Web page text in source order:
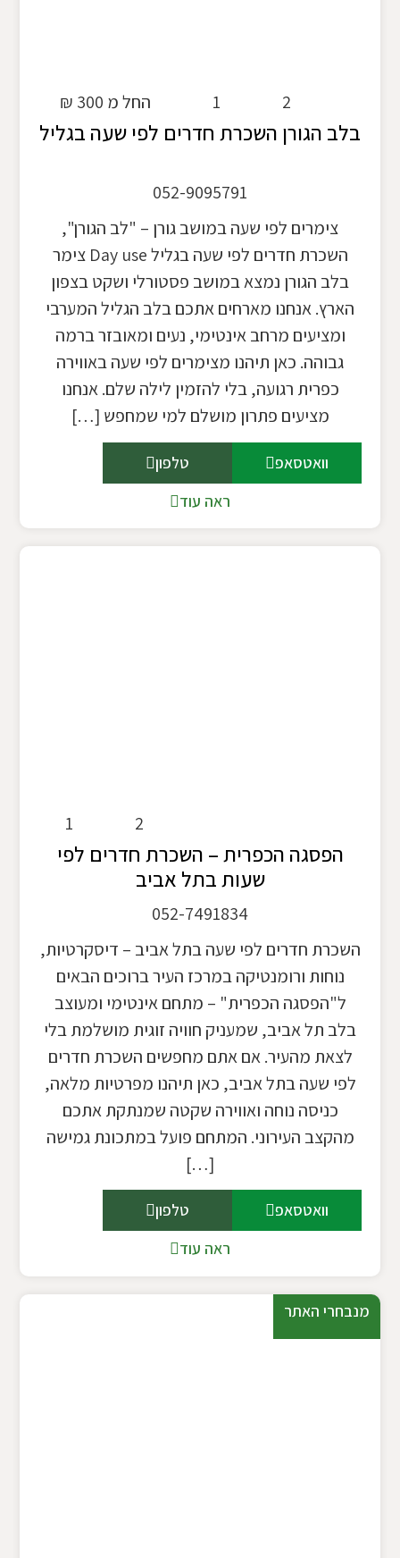
החל מ 300 ₪ 1 2
בלב הגורן השכרת חדרים לפי שעה בגליל
052-9095791
צימרים לפי שעה במושב גורן – "לב הגורן",
השכרת חדרים לפי שעה בגליל Day use צימר
בלב הגורן נמצא במושב פסטורלי ושקט בצפון
הארץ. אנחנו מארחים אתכם בלב הגליל המערבי
ומציעים מרחב אינטימי, נעים ומאובזר ברמה
גבוהה. כאן תיהנו מצימרים לפי שעה באווירה
כפרית רגועה, בלי להזמין לילה שלם. אנחנו
מציעים פתרון מושלם למי שמחפש […]
וואטסאפ
טלפון
ראה עוד
1 2
הפסגה הכפרית – השכרת חדרים לפי
שעות בתל אביב
052-7491834
השכרת חדרים לפי שעה בתל אביב – דיסקרטיות,
נוחות ורומנטיקה במרכז העיר ברוכים הבאים
ל"הפסגה הכפרית" – מתחם אינטימי ומעוצב
בלב תל אביב, שמעניק חוויה זוגית מושלמת בלי
לצאת מהעיר. אם אתם מחפשים השכרת חדרים
לפי שעה בתל אביב, כאן תיהנו מפרטיות מלאה,
כניסה נוחה ואווירה שקטה שמנתקת אתכם
מהקצב העירוני. המתחם פועל במתכונת גמישה
[…]
וואטסאפ
טלפון
ראה עוד
מנבחרי האתר